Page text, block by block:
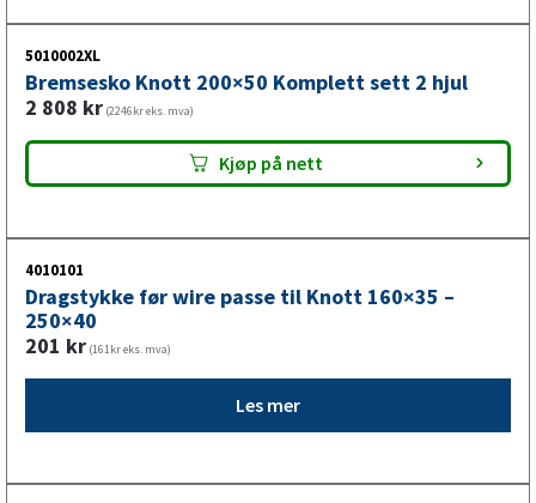
5010002XL
Bremsesko Knott 200×50 Komplett sett 2 hjul
2 808 kr (2246kr eks. mva)
Kjøp på nett
4010101
Dragstykke før wire passe til Knott 160×35 –
250×40
201 kr (161kr eks. mva)
Les mer